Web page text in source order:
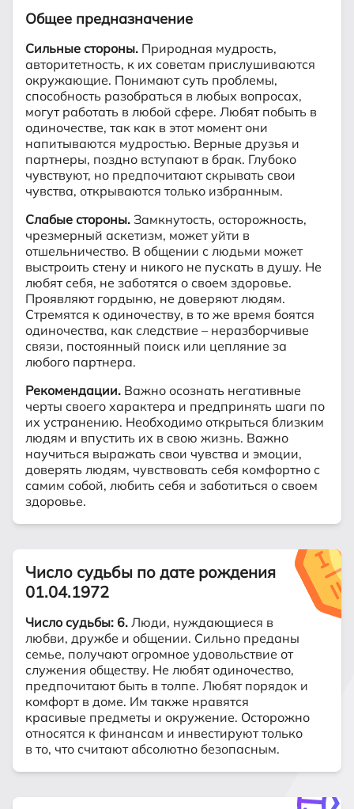
Общее предназначение
Сильные стороны. Природная мудрость,
авторитетность, к их советам прислушиваются
окружающие. Понимают суть проблемы,
способность разобраться в любых вопросах,
могут работать в любой сфере. Любят побыть в
одиночестве, так как в этот момент они
напитываются мудростью. Верные друзья и
партнеры, поздно вступают в брак. Глубоко
чувствуют, но предпочитают скрывать свои
чувства, открываются только избранным.
Слабые стороны. Замкнутость, осторожность,
чрезмерный аскетизм, может уйти в
отшельничество. В общении с людьми может
выстроить стену и никого не пускать в душу. Не
любят себя, не заботятся о своем здоровье.
Проявляют гордыню, не доверяют людям.
Стремятся к одиночеству, в то же время боятся
одиночества, как следствие – неразборчивые
связи, постоянный поиск или цепляние за
любого партнера.
Рекомендации. Важно осознать негативные
черты своего характера и предпринять шаги по
их устранению. Необходимо открыться близким
людям и впустить их в свою жизнь. Важно
научиться выражать свои чувства и эмоции,
доверять людям, чувствовать себя комфортно с
самим собой, любить себя и заботиться о своем
здоровье.
Число судьбы по дате рождения
01.04.1972
Число судьбы: 6. Люди, нуждающиеся в
любви, дружбе и общении. Сильно преданы
семье, получают огромное удовольствие от
служения обществу. Не любят одиночество,
предпочитают быть в толпе. Любят порядок и
комфорт в доме. Им также нравятся
красивые предметы и окружение. Осторожно
относятся к финансам и инвестируют только
в то, что считают абсолютно безопасным.